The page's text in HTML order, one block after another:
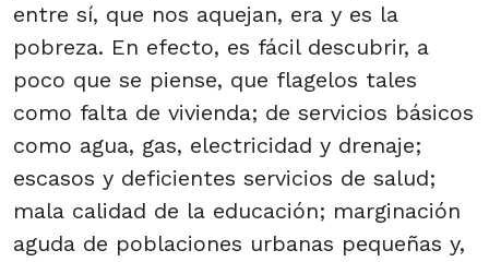
entre sí, que nos aquejan, era y es la
pobreza. En efecto, es fácil descubrir, a
poco que se piense, que flagelos tales
como falta de vivienda; de servicios básicos
como agua, gas, electricidad y drenaje;
escasos y deficientes servicios de salud;
mala calidad de la educación; marginación
aguda de poblaciones urbanas pequeñas y,